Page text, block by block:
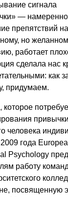
сигнала
—
препятствий
но
работает
сделала нас
как
придумаем.
которое
человека
года
Psychology
работу
посвященную